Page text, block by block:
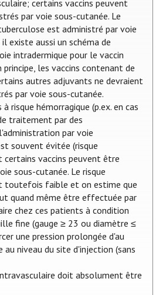
certains vaccins peuvent
par voie sous-cutanée. Le
est administré par voie
existe aussi un schéma de
intradermique pour le vaccin
principe, les vaccins contenant de
autres adjuvants ne devraient
par voie sous-cutanée.
risque hémorragique (p.ex. en cas
traitement par des
par voie
souvent évitée (risque
certains vaccins peuvent être
sous-cutanée. Le risque
toutefois faible et on estime que
quand même être effectuée par
chez ces patients à condition
fine (gauge ≥ 23 ou diamètre ≤
une pression prolongée d'au
au niveau du site d'injection (sans
doit absolument être